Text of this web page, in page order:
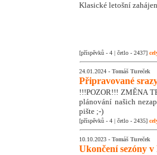
Klasické letošní
[příspěvků - 4 | četlo - 2437]
24.01.2024 - Tomáš Tureček
Připravované
!!!POZOR!!! ZMĚNA
plánování našich
pište ;-)
[příspěvků - 4 | četlo - 2435]
10.10.2023 - Tomáš Tureček
Ukončení sezóny v